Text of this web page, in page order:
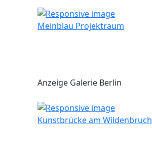
Meinblau Projektraum
Anzeige Galerie Berlin
Kunstbrücke am Wildenbruch